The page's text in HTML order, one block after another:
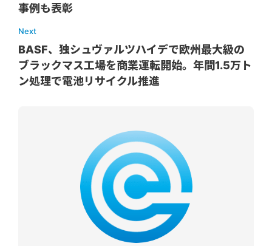
事例も表彰
Next
BASF、独シュヴァルツハイデで欧州最大級の
ブラックマス工場を商業運転開始。年間1.5万ト
ン処理で電池リサイクル推進